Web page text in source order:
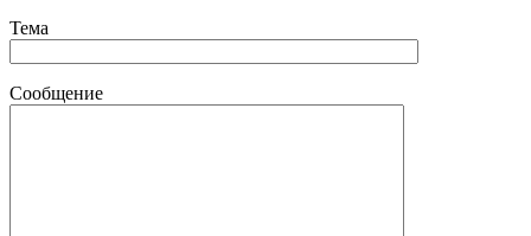
Тема
Сообщение